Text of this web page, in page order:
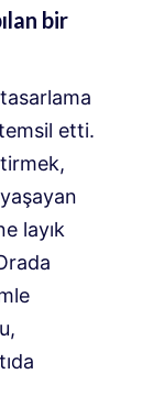
bir
etti.
layık